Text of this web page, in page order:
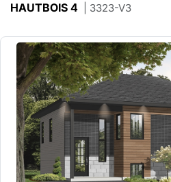
HAUTBOIS 4 | 3323-V3